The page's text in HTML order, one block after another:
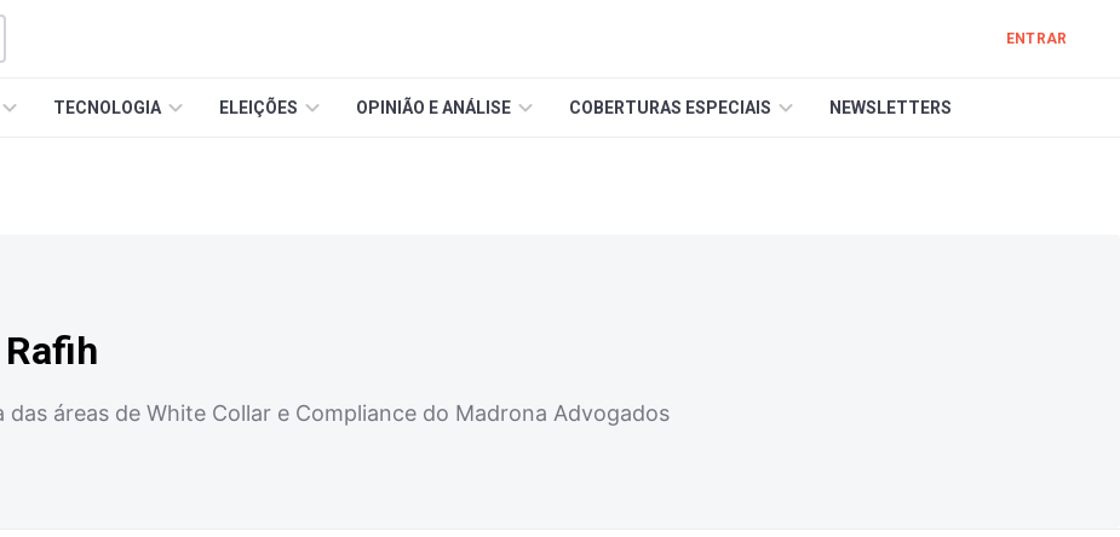
ENTRAR
TECNOLOGIA ELEIÇÕES OPINIÃO E ANÁLISE COBERTURAS ESPECIAIS NEWSLETTERS
das áreas de White Collar e Compliance do Madrona Advogados